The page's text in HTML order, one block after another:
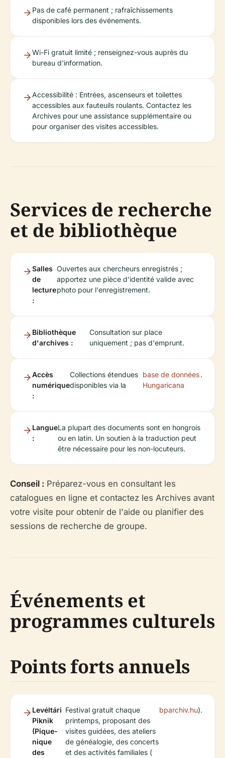
Pas de café permanent ; rafraîchissements
disponibles lors des événements.
Wi-Fi gratuit limité ; renseignez-vous auprès du
bureau d'information.
Accessibilité : Entrées, ascenseurs et toilettes
accessibles aux fauteuils roulants. Contactez les
Archives pour une assistance supplémentaire ou
pour organiser des visites accessibles.
Services de recherche
et de bibliothèque
Salles
de
lecture
:
Ouvertes aux chercheurs enregistrés ;
apportez une pièce d'identité valide avec
photo pour l'enregistrement.
Bibliothèque
d'archives :
Consultation sur place
uniquement ; pas d'emprunt.
Accès
numérique
:
Collections étendues
disponibles via la
base de données
Hungaricana
.
Langue
:
La plupart des documents sont en hongrois
ou en latin. Un soutien à la traduction peut
être nécessaire pour les non-locuteurs.
Conseil : Préparez-vous en consultant les
catalogues en ligne et contactez les Archives avant
votre visite pour obtenir de l'aide ou planifier des
sessions de recherche de groupe.
Événements et
programmes culturels
Points forts annuels
Levéltári
Piknik
(Pique-
nique
des
Festival gratuit chaque
printemps, proposant des
visites guidées, des ateliers
de généalogie, des concerts
et des activités familiales (
bparchiv.hu).